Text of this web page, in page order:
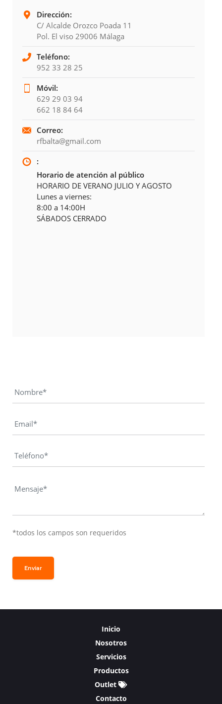
Dirección:
C/ Alcalde Orozco Poada 11
Pol. El viso 29006 Málaga
Teléfono:
952 33 28 25
Móvil:
629 29 03 94
662 18 84 64
Correo:
rfbalta@gmail.com
:
Horario de atención al público
HORARIO DE VERANO JULIO Y AGOSTO
Lunes a viernes:
8:00 a 14:00H
SÁBADOS CERRADO
*todos los campos son requeridos
Enviar
Inicio
Nosotros
Servicios
Productos
Outlet
Contacto